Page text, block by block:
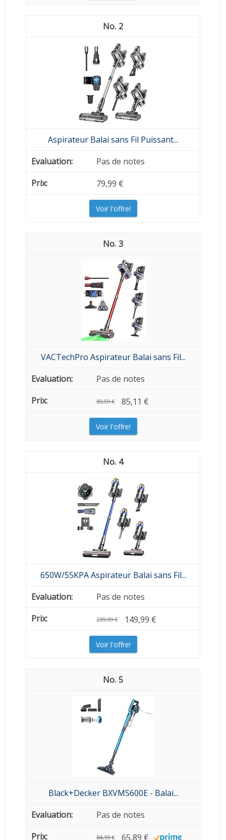
2
Aspirateur Balai sans Fil Puissant...
Pas de notes
79,99 €
Voir l'offre!
3
VACTechPro Aspirateur Balai sans Fil...
Pas de notes
89,59 € 85,11 €
Voir l'offre!
4
650W/55KPA Aspirateur Balai sans Fil...
Pas de notes
239,99 € 149,99 €
Voir l'offre!
5
Black+Decker BXVMS600E - Balai...
Pas de notes
84,99 € 65,89 €